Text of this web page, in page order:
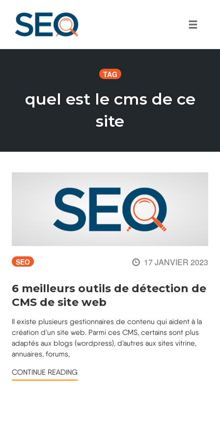
TAG
quel est le cms de ce
site
SEO 17 JANVIER 2023
6 meilleurs outils de détection de
CMS de site web
Il existe plusieurs gestionnaires de contenu qui aident à la
création d’un site web. Parmi ces CMS, certains sont plus
adaptés aux blogs (wordpress), d’autres aux sites vitrine,
annuaires, forums,
CONTINUE READING